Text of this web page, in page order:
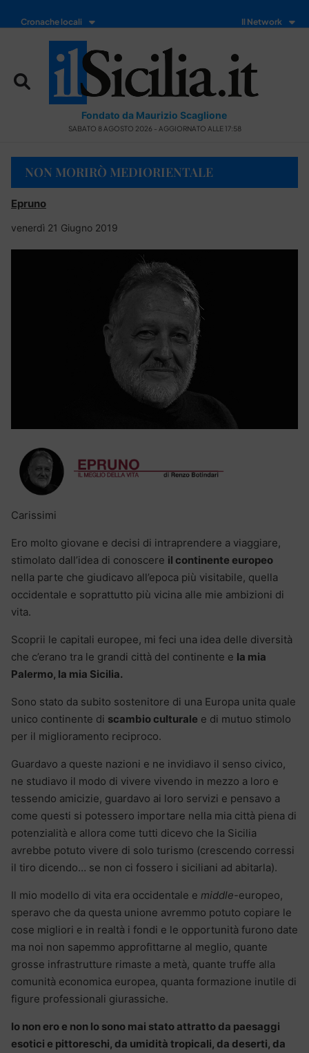
Cronache locali Il Network
Fondato da Maurizio Scaglione
SABATO 8 AGOSTO 2026 - AGGIORNATO ALLE 17:58
NON MORIRÒ MEDIORIENTALE
Epruno
venerdì 21 Giugno 2019
Carissimi
Ero molto giovane e decisi di intraprendere a viaggiare,
stimolato dall’idea di conoscere il continente europeo
nella parte che giudicavo all’epoca più visitabile, quella
occidentale e soprattutto più vicina alle mie ambizioni di
vita.
Scoprii le capitali europee, mi feci una idea delle diversità
che c’erano tra le grandi città del continente e la mia
Palermo, la mia Sicilia.
Sono stato da subito sostenitore di una Europa unita quale
unico continente di scambio culturale e di mutuo stimolo
per il miglioramento reciproco.
Guardavo a queste nazioni e ne invidiavo il senso civico,
ne studiavo il modo di vivere vivendo in mezzo a loro e
tessendo amicizie, guardavo ai loro servizi e pensavo a
come questi si potessero importare nella mia città piena di
potenzialità e allora come tutti dicevo che la Sicilia
avrebbe potuto vivere di solo turismo (crescendo corressi
il tiro dicendo… se non ci fossero i siciliani ad abitarla).
Il mio modello di vita era occidentale e middle-europeo,
speravo che da questa unione avremmo potuto copiare le
cose migliori e in realtà i fondi e le opportunità furono date
ma noi non sapemmo approfittarne al meglio, quante
grosse infrastrutture rimaste a metà, quante truffe alla
comunità economica europea, quanta formazione inutile di
figure professionali giurassiche.
Io non ero e non lo sono mai stato attratto da paesaggi
esotici e pittoreschi, da umidità tropicali, da deserti, da